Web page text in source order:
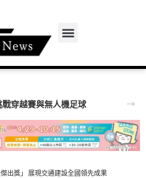
穿越賽與無人機足球
出獎」 展現交通建設全國領先成果